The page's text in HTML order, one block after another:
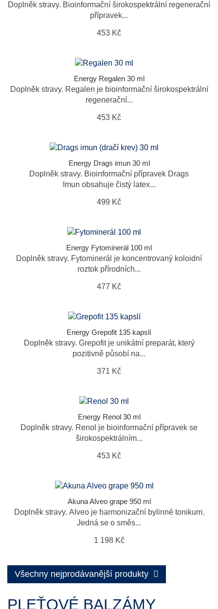
Doplněk stravy. Bioinformační širokospektrální regenerační
přípravek...
453 Kč
Energy Regalen 30 ml
Doplněk stravy. Regalen je bioinformační širokospektrální
regenerační...
453 Kč
Energy Drags imun 30 ml
Doplněk stravy. Bioinformační přípravek Drags
Imun obsahuje čistý latex...
499 Kč
Energy Fytominerál 100 ml
Doplněk stravy. Fytominerál je koncentrovaný koloidní
roztok přírodních...
477 Kč
Energy Grepofit 135 kapslí
Doplněk stravy. Grepofit je unikátní preparát, který
pozitivně působí na...
371 Kč
Energy Renol 30 ml
Doplněk stravy. Renol je bioinformační přípravek se
širokospektrálním...
453 Kč
Akuna Alveo grape 950 ml
Doplněk stravy. Alveo je harmonizační bylinné tonikum.
Jedná se o směs...
1 198 Kč
Všechny nejprodávanější produkty
PLEŤOVÉ BALZÁMY